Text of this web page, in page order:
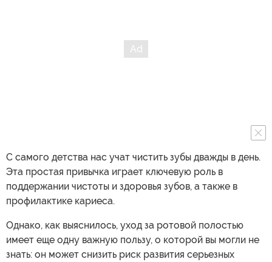
С самого детства нас учат чистить зубы дважды в день.
Эта простая привычка играет ключевую роль в
поддержании чистоты и здоровья зубов, а также в
профилактике кариеса.
Однако, как выяснилось, уход за ротовой полостью
имеет еще одну важную пользу, о которой вы могли не
знать: он может снизить риск развития серьезных